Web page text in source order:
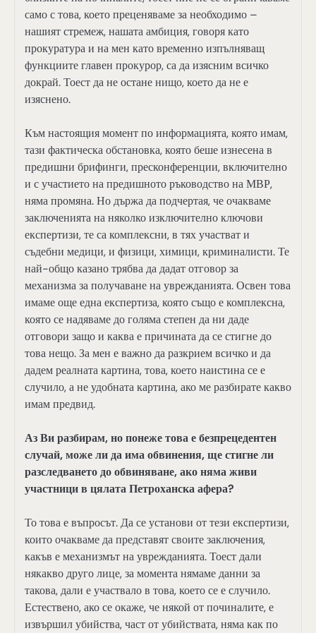
само с това, което преценяваме за необходимо –
нашият стремеж, нашата амбиция, говоря като
прокуратура и на мен като временно изпълняващ
функциите главен прокурор, са да изясним всичко
докрай. Тоест да не остане нищо, което да не е
изяснено.
Към настоящия момент по информацията, която имам,
тази фактическа обстановка, която беше изнесена в
предишни брифинги, пресконференции, включително
и с участието на предишното ръководство на МВР,
няма промяна. Но държа да подчертая, че очакваме
заключенията на няколко изключително ключови
експертизи, те са комплексни, в тях участват и
съдебни медици, и физици, химици, криминалисти. Те
най-общо казано трябва да дадат отговор за
механизма за получаване на уврежданията. Освен това
имаме още една експертиза, която също е комплексна,
която се надяваме до голяма степен да ни даде
отговори защо и каква е причината да се стигне до
това нещо. За мен е важно да разкрием всичко и да
дадем реалната картина, това, което наистина се е
случило, а не удобната картина, ако ме разбирате какво
имам предвид.
Аз Ви разбирам, но понеже това е безпрецедентен
случай, може ли да има обвинения, ще стигне ли
разследването до обвиняване, ако няма живи
участници в цялата Петроханска афера?
То това е въпросът. Да се установи от тези експертизи,
които очакваме да представят своите заключения,
какъв е механизмът на уврежданията. Тоест дали
някакво друго лице, за момента нямаме данни за
такова, дали е участвало в това, което се е случило.
Естествено, ако се окаже, че някой от починалите, е
извършил убийства, част от убийствата, няма как по